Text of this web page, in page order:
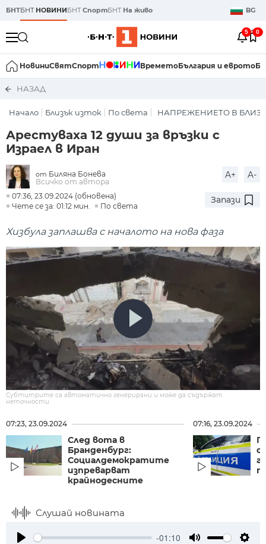
БНТБНТ НОВИНИБНТСпортБНТ На живо BG
5 0
НовиниСвятСпорт ВреметоБългария и еврото
НАЗАД
Начало Близък изток По света НАПРЕЖЕНИЕТО В
Арестуваха 12 души за връзки с
Израел в Иран
от Биляна Бонева
Всичко от автора
A+ A-
07:36, 23.09.2024 (обновена)
Чете се за: 01:12 мин.
По света
Запази
Хизбула заплашва с началото на нова фаза
Субтитрите са автоматично генерирани и може да съдържат
неточности.
07:23, 23.09.2024
След вота в
Бранденбург:
Социалдемократите
изпреварват
крайнодесните
07:16, 23.09.2024
Слушай новината
-01:10